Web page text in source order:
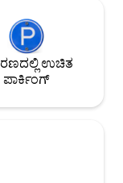
ಉಚಿತ
ಪಾರ್ಕಿಂಗ್